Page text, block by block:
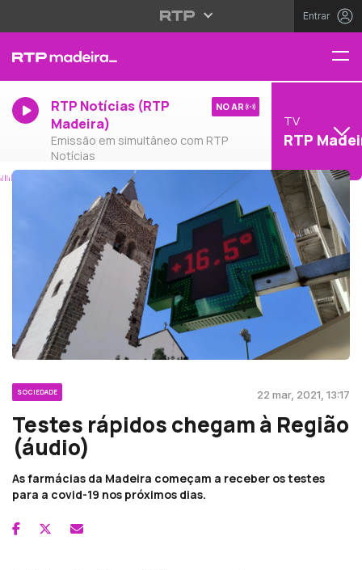
Entrar
RTP Notícias (RTP
Madeira)
Emissão em simultâneo com RTP
Notícias
NO AR
TV
RTP
SOCIEDADE 22 mar, 2021, 13:17
Testes rápidos chegam à Região
(áudio)
As farmácias da Madeira começam a receber os testes
para a covid-19 nos próximos dias.